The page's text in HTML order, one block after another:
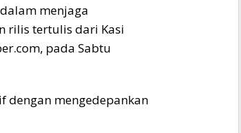
menjaga
rilis tertulis dari Kasi
pada Sabtu
dengan mengedepankan